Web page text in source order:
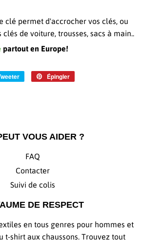
clé permet d'accrocher vos clés, ou
de voiture, trousses, sacs à main..
partout en Europe!
Tweeter
Épingler
VOUS AIDER ?
FAQ
Contacter
Suivi de colis
DE RESPECT
en tous genres pour hommes et
t-shirt aux chaussons. Trouvez tout